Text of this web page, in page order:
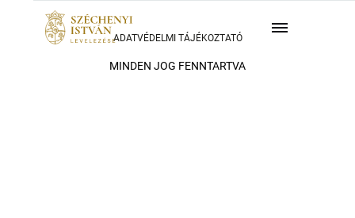
MINDEN JOG FENNTARTVA
ADATVÉDELMI TÁJÉKOZTATÓ